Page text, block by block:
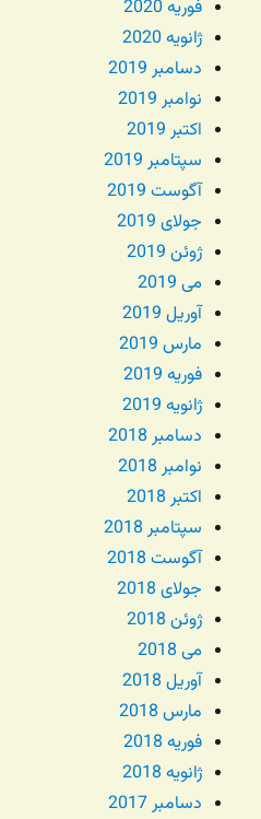
فوریه 2020
ژانویه 2020
دسامبر 2019
نوامبر 2019
اکتبر 2019
سپتامبر 2019
آگوست 2019
جولای 2019
ژوئن 2019
می 2019
آوریل 2019
مارس 2019
فوریه 2019
ژانویه 2019
دسامبر 2018
نوامبر 2018
اکتبر 2018
سپتامبر 2018
آگوست 2018
جولای 2018
ژوئن 2018
می 2018
آوریل 2018
مارس 2018
فوریه 2018
ژانویه 2018
دسامبر 2017